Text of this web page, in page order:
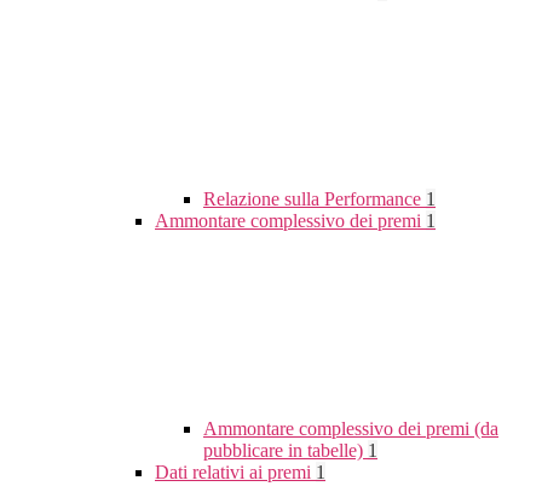
Relazione sulla Performance 1
Ammontare complessivo dei premi 1
Ammontare complessivo dei premi (da
pubblicare in tabelle) 1
Dati relativi ai premi 1